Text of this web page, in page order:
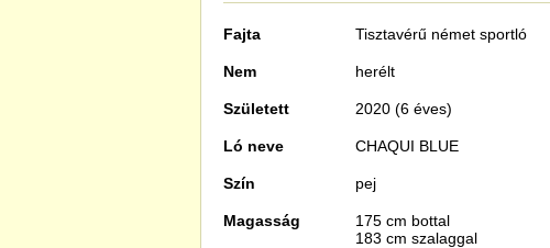
Fajta Tisztavérű német sportló
Nem herélt
Született 2020 (6 éves)
Ló neve CHAQUI BLUE
Szín pej
Magasság
175 cm bottal
183 cm szalaggal